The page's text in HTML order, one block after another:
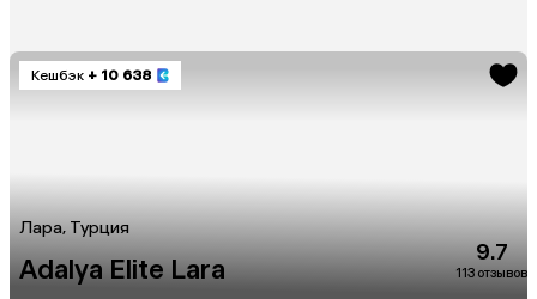
Кешбэк + 10 638
Лара, Турция
Adalya Elite Lara
9.7
113 отзывов